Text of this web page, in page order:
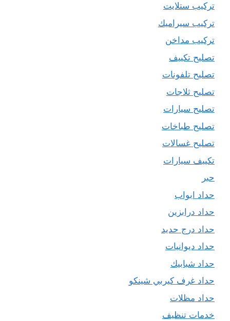
تركيب ستلايت
تركيب سيراميك
تركيب مداخن
تصليح تكييف
تصليح تلفونات
تصليح ثلاجات
تصليح سيارات
تصليح طباخات
تصليح غسالات
تكييف سيارات
حبر
حداد ابواب
حداد درابزين
حداد درج حديد
حداد ديوانيات
حداد شبابيك
حداد غرف كيربي شينكو
حداد مظلات
خدمات تنظيف